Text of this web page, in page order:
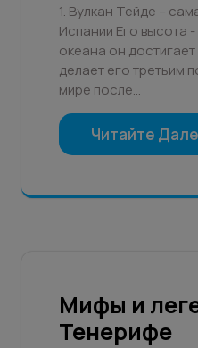
1. Вулкан Тейде –
Испании Его высота -
океана он
делает его третьим
мире после…
Читайте
Мифы и
Тенерифе